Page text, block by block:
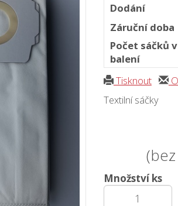
Dodání
Záruční doba
Počet sáčků v
balení
Tisknout
Textilní sáčky
Množství ks